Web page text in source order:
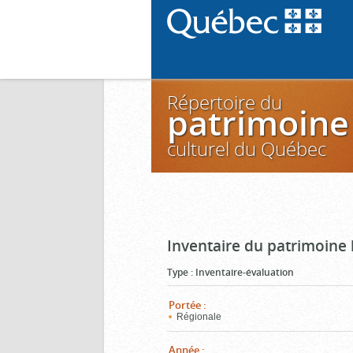
Répertoire du
patrimoine
culturel du Québec
Inventaire du patrimoine
Type : Inventaire-évaluation
Portée :
Régionale